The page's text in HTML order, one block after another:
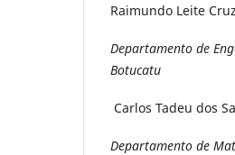
Raimundo Leite Cruz
Departamento de
Botucatu
Carlos Tadeu dos
Departamento de